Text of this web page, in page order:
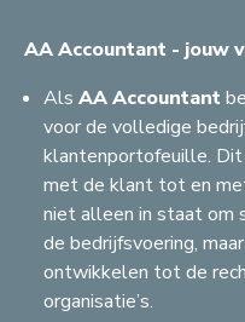
AA Accountant - jouw
Als AA Accountant
voor de volledige
klantenportofeuille.
met de klant tot en
niet alleen in staat om
de bedrijfsvoering,
ontwikkelen tot de
organisatie’s.